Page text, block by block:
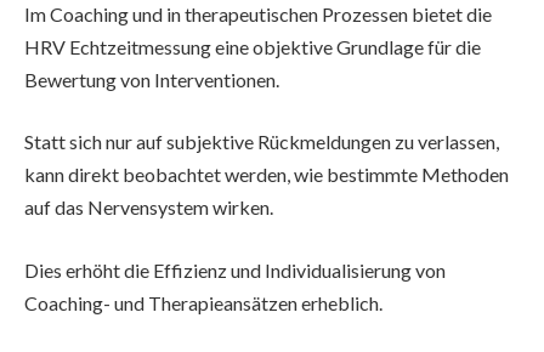
Im Coaching und in therapeutischen Prozessen bietet die
HRV Echtzeitmessung eine objektive Grundlage für die
Bewertung von Interventionen.
Statt sich nur auf subjektive Rückmeldungen zu verlassen,
kann direkt beobachtet werden, wie bestimmte Methoden
auf das Nervensystem wirken.
Dies erhöht die Effizienz und Individualisierung von
Coaching- und Therapieansätzen erheblich.